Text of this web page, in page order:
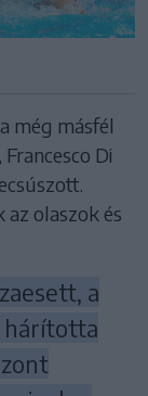
még másfél
Di
olaszok és
a
hárította